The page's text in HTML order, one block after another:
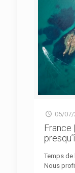
05/07/
France
Temps de
Nous